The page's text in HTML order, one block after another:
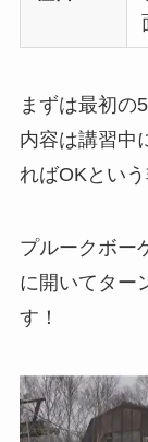
まずは最初の
内容は講習中
ればOKとい
プルークボー
に開いてター
す！